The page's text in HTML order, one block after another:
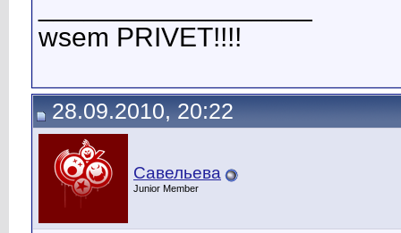
wsem PRIVET!!!!
28.09.2010, 20:22
Савельева
Junior Member